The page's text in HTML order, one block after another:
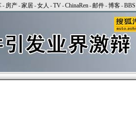
- 房产-家居-女人 -TV-ChinaRen-邮件-博客-BBS